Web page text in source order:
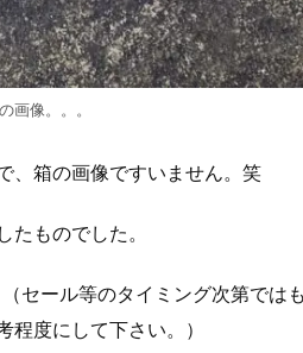
画像。。。
、箱の画像ですいません。笑
ものでした。
セール等のタイミング次第では
度にして下さい。）